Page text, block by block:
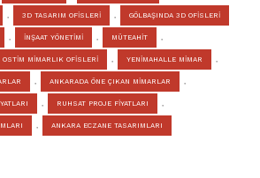
, 3D TASARIM OFİSLERİ , GÖLBAŞINDA 3D OFİSLERİ
, İNŞAAT YÖNETİMİ , MÜTEAHİT ,
OSTİM MİMARLIK OFİSLERİ , YENİMAHALLE MİMAR ,
, ANKARADA ÖNE ÇIKAN MİMARLAR ,
, RUHSAT PROJE FİYATLARI ,
, ANKARA ECZANE TASARIMLARI